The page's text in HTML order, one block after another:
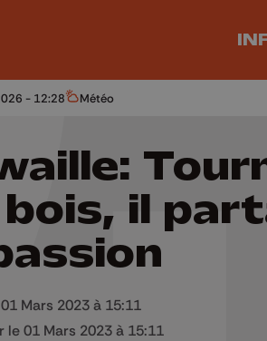
- 12:28 Météo
Météo
il
Mars 2023 à 15:11
le 01 Mars 2023 à 15:11